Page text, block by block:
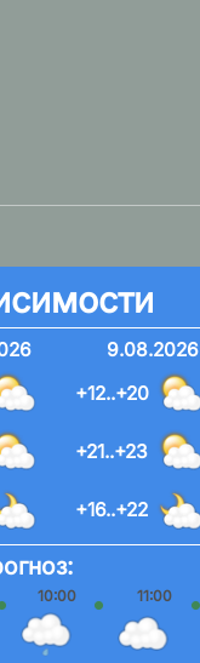
9.08.2026
+12..+20
+21..+23
+16..+22
10:00 11:00